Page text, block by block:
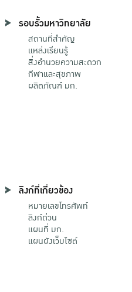
รอบรั้วมหาวิทยาลัย
สถานที่สำคัญ
แหล่งเรียนรู้
สิ่งอำนวยความสะดวก
กีฬาและสุขภาพ
ผลิตภัณฑ์ มก.
ลิงก์ที่เกี่ยวข้อง
หมายเลขโทรศัพท์
ลิงก์ด่วน
แผนที่ มก.
แผนผังเว็บไซต์